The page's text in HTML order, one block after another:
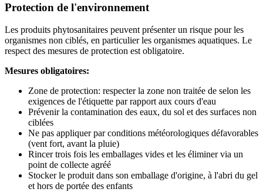
Protection de l'environnement
Les produits phytosanitaires peuvent présenter un risque pour les
organismes non ciblés, en particulier les organismes aquatiques. Le
respect des mesures de protection est obligatoire.
Mesures obligatoires:
Zone de protection: respecter la zone non traitée de selon les
exigences de l'étiquette par rapport aux cours d'eau
Prévenir la contamination des eaux, du sol et des surfaces non
ciblées
Ne pas appliquer par conditions météorologiques défavorables
(vent fort, avant la pluie)
Rincer trois fois les emballages vides et les éliminer via un
point de collecte agréé
Stocker le produit dans son emballage d'origine, à l'abri du gel
et hors de portée des enfants